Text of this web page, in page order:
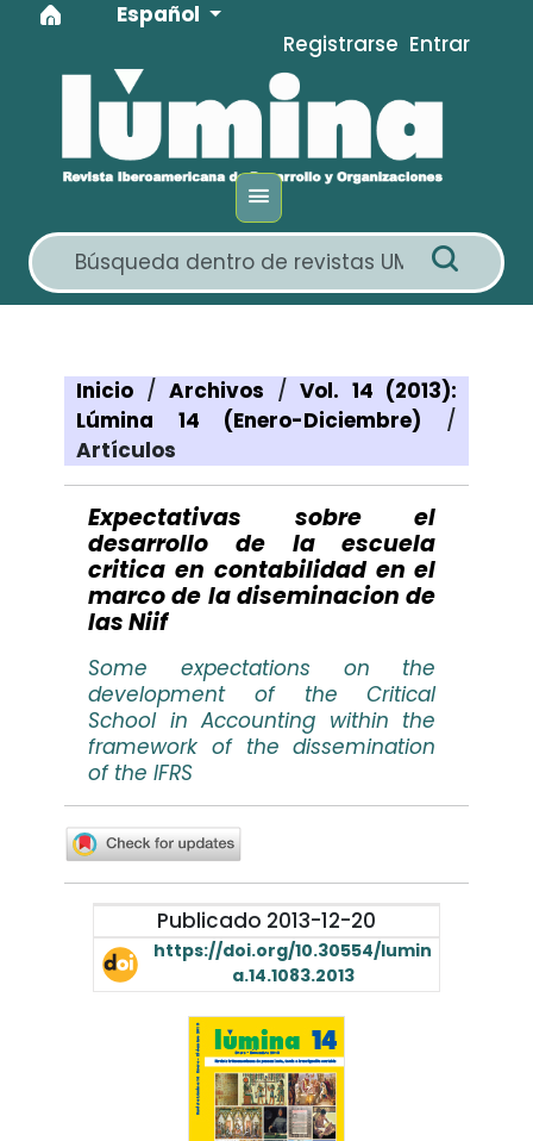
Ir al menú de navegación principal
Ir al contenido principal
Ir al pie de página del sitio
Idioma
Español
Registrarse Entrar
Inicio / Archivos / Vol. 14 (2013):
Lúmina 14 (Enero-Diciembre) /
Artículos
Expectativas sobre el
desarrollo de la escuela
critica en contabilidad en el
marco de la diseminacion de
las Niif
Some expectations on the
development of the Critical
School in Accounting within the
framework of the dissemination
of the IFRS
Publicado 2013-12-20
https://doi.org/10.30554/lumin
a.14.1083.2013